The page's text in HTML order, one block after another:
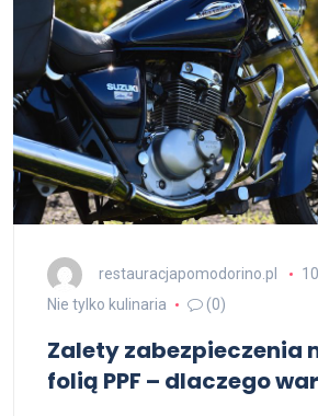
restauracjapomodorino.pl
Nie tylko kulinaria
(0)
Zalety zabezpieczenia
folią PPF – dlaczego